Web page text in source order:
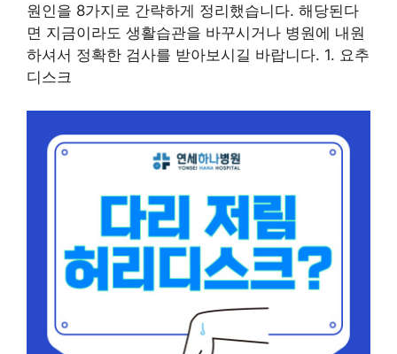
원인을 8가지로 간략하게 정리했습니다. 해당된다
면 지금이라도 생활습관을 바꾸시거나 병원에 내원
하셔서 정확한 검사를 받아보시길 바랍니다. 1. 요추
디스크